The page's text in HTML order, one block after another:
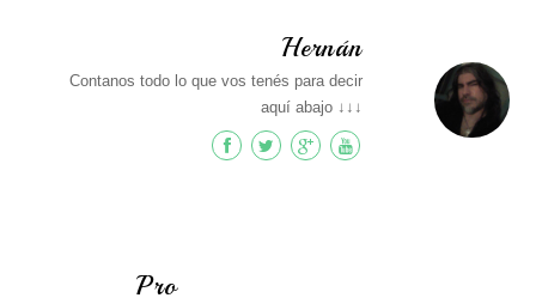
Hernán
Contanos todo lo que vos tenés para decir
aquí abajo ↓↓↓
Pro